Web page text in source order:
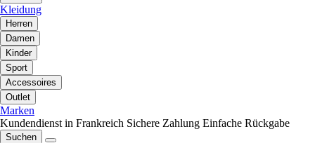
Kleidung
Herren
Damen
Kinder
Sport
Accessoires
Outlet
Marken
Kundendienst in Frankreich Sichere Zahlung Einfache Rückgabe
Suchen